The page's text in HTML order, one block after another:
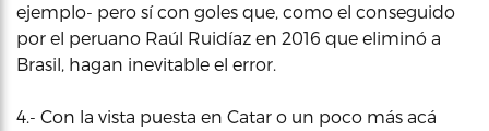
ejemplo- pero sí con goles que, como el conseguido
por el peruano Raúl Ruidíaz en 2016 que eliminó a
Brasil, hagan inevitable el error.
4.- Con la vista puesta en Catar o un poco más acá